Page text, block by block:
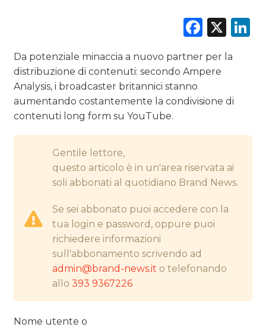
RADIO / AUDIO
TV
PREVISIONI/SCENARI
NORMATIVE
X
Da potenziale minaccia a nuovo partner per la
distribuzione di contenuti: secondo Ampere
Analysis, i broadcaster britannici stanno
aumentando costantemente la condivisione di
contenuti long form su YouTube.
Gentile lettore,
questo articolo è in un'area riservata ai
soli abbonati al quotidiano Brand News.
Se sei abbonato puoi accedere con la
tua login e password, oppure puoi
richiedere informazioni
sull'abbonamento scrivendo ad
admin@brand-news.it o telefonando
allo393 9367226
Nome utente o